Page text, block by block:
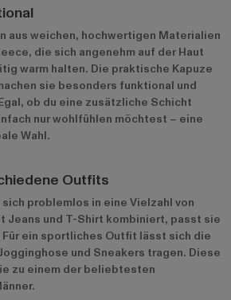
aus weichen, hochwertigen Materialien
die sich angenehm auf der Haut
warm halten. Die praktische Kapuze
sie besonders funktional und
ob du eine zusätzliche Schicht
nur wohlfühlen möchtest – eine
Wahl.
Outfits
problemlos in eine Vielzahl von
Jeans und T-Shirt kombiniert, passt sie
ein sportliches Outfit lässt sich die
und Sneakers tragen. Diese
zu einem der beliebtesten